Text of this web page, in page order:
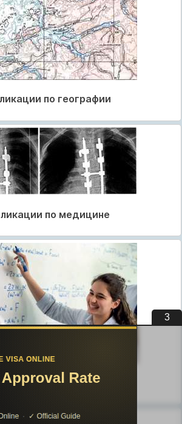
по географии
по медицине
по педагогике
публикаций
2